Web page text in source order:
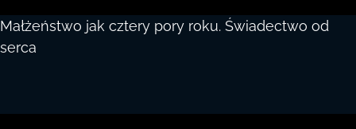
Małżeństwo jak cztery pory roku. Świadectwo od
serca